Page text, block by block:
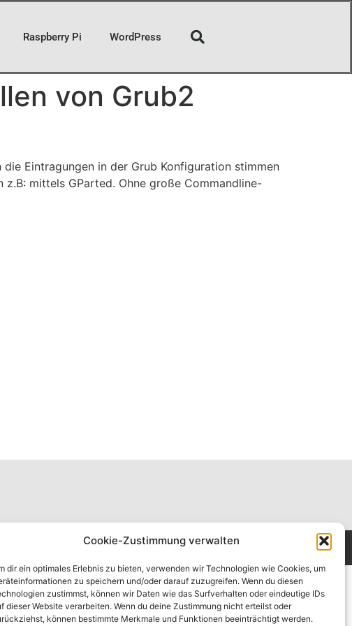
Cookie-Zustimmung verwalten
dir ein optimales Erlebnis zu bieten, verwenden wir Technologien wie Cookies, um
zu speichern und/oder darauf zuzugreifen. Wenn du diesen
zustimmst, können wir Daten wie das Surfverhalten oder eindeutige IDs
dieser Website verarbeiten. Wenn du deine Zustimmung nicht erteilst oder
können bestimmte Merkmale und Funktionen beeinträchtigt werden.
Raspberry Pi WordPress
von Grub2
Eintragungen in der Grub Konfiguration stimmen
mittels GParted. Ohne große Commandline-
Cookie-Richtlinie (EU)